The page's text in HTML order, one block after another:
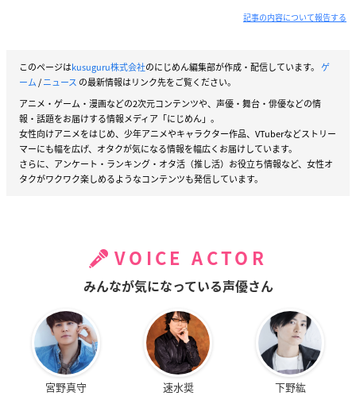
記事の内容について報告する
このページはkusuguru株式会社のにじめん編集部が作成・配信しています。 ゲ
ーム/ニュース の最新情報はリンク先をご覧ください。
アニメ・ゲーム・漫画などの2次元コンテンツや、声優・舞台・俳優などの情
報・話題をお届けする情報メディア「にじめん」。
女性向けアニメをはじめ、少年アニメやキャラクター作品、VTuberなどストリー
マーにも幅を広げ、オタクが気になる情報を幅広くお届けしています。
さらに、アンケート・ランキング・オタ活（推し活）お役立ち情報など、女性オ
タクがワクワク楽しめるようなコンテンツも発信しています。
VOICE ACTOR
みんなが気になっている声優さん
宮野真守 速水奨 下野紘